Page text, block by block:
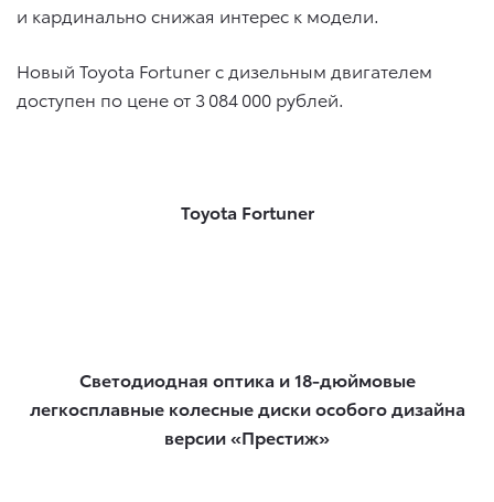
и кардинально снижая интерес к модели.
Новый Toyota Fortuner с дизельным двигателем
доступен по цене от 3 084 000 рублей.
Toyota Fortuner
Светодиодная оптика и 18-дюймовые
легкосплавные колесные диски особого дизайна
версии «Престиж»